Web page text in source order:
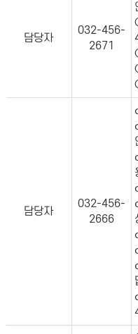
담당자
032-456-
2671
담당자
032-456-
2666